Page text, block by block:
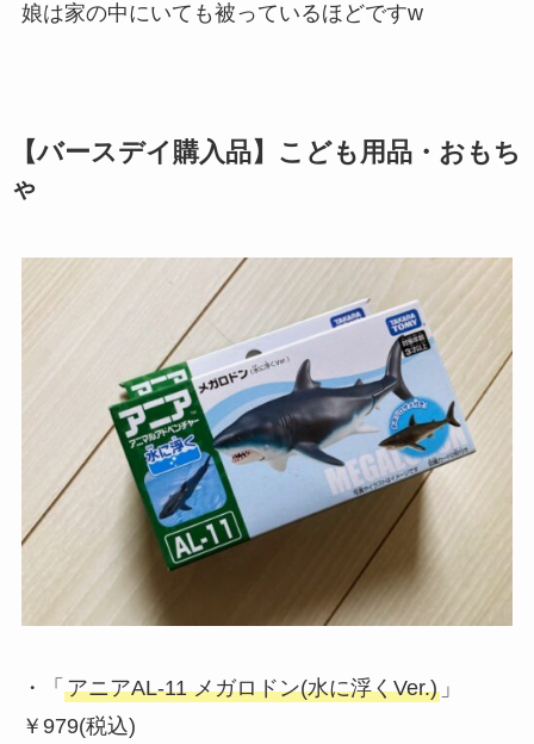
娘は家の中にいても被っているほどですw
【バースデイ購入品】こども用品・おもち
ゃ
・「 アニアAL-11 メガロドン(水に浮くVer.)」
￥979(税込)